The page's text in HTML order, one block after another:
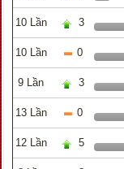
10 Lần 3
10 Lần 0
9 Lần 3
13 Lần 0
12 Lần 5